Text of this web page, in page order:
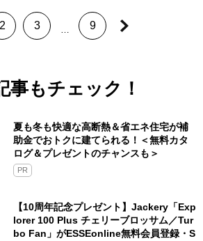
2 3 9
事もチェック！
夏も冬も快適な高断熱＆省エネ住宅が補
助金でおトクに建てられる！＜無料カタ
ログ＆プレゼントのチャンスも＞
PR
【10周年記念プレゼント】Jackery「Exp
lorer 100 Plus チェリーブロッサム／Tur
bo Fan」がESSEonline無料会員登録・S